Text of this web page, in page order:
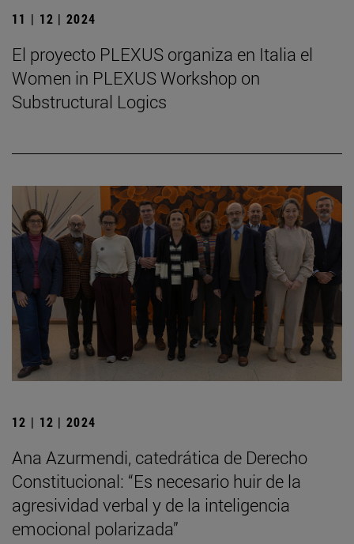
11 | 12 | 2024
El proyecto PLEXUS organiza en Italia el
Women in PLEXUS Workshop on
Substructural Logics
12 | 12 | 2024
Ana Azurmendi, catedrática de Derecho
Constitucional: “Es necesario huir de la
agresividad verbal y de la inteligencia
emocional polarizada”